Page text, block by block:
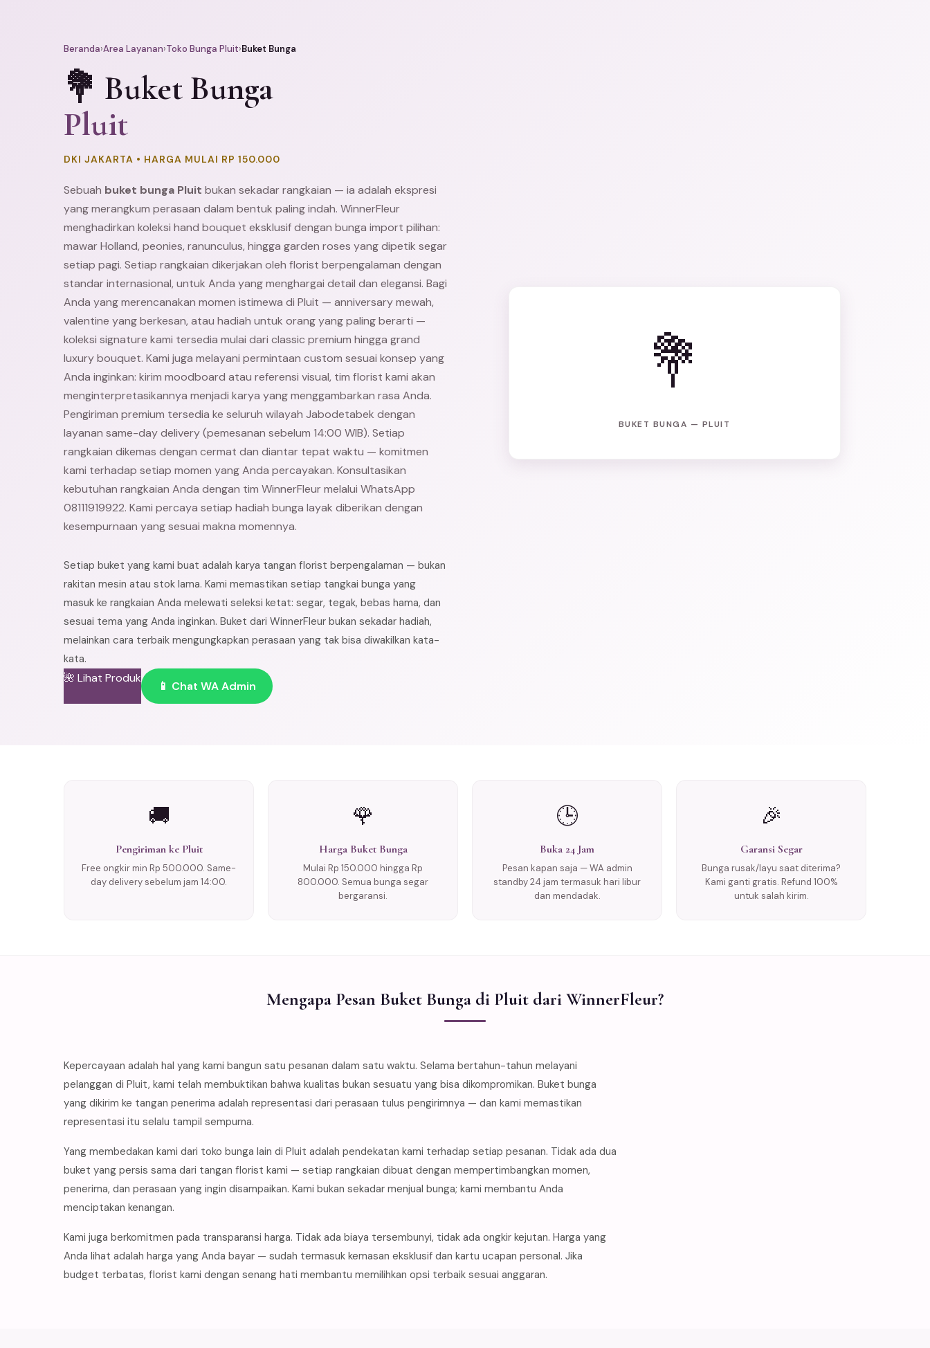
Beranda›Area Layanan›Toko Bunga Pluit›Buket Bunga
💐 Buket Bunga
Pluit
DKI JAKARTA • HARGA MULAI RP 150.000
Sebuah buket bunga Pluit bukan sekadar rangkaian — ia adalah ekspresi
yang merangkum perasaan dalam bentuk paling indah. WinnerFleur
menghadirkan koleksi hand bouquet eksklusif dengan bunga import pilihan:
mawar Holland, peonies, ranunculus, hingga garden roses yang dipetik segar
setiap pagi. Setiap rangkaian dikerjakan oleh florist berpengalaman dengan
standar internasional, untuk Anda yang menghargai detail dan elegansi. Bagi
Anda yang merencanakan momen istimewa di Pluit — anniversary mewah,
valentine yang berkesan, atau hadiah untuk orang yang paling berarti —
koleksi signature kami tersedia mulai dari classic premium hingga grand
luxury bouquet. Kami juga melayani permintaan custom sesuai konsep yang
Anda inginkan: kirim moodboard atau referensi visual, tim florist kami akan
menginterpretasikannya menjadi karya yang menggambarkan rasa Anda.
Pengiriman premium tersedia ke seluruh wilayah Jabodetabek dengan
layanan same-day delivery (pemesanan sebelum 14:00 WIB). Setiap
rangkaian dikemas dengan cermat dan diantar tepat waktu — komitmen
kami terhadap setiap momen yang Anda percayakan. Konsultasikan
kebutuhan rangkaian Anda dengan tim WinnerFleur melalui WhatsApp
08111919922. Kami percaya setiap hadiah bunga layak diberikan dengan
kesempurnaan yang sesuai makna momennya.
Setiap buket yang kami buat adalah karya tangan florist berpengalaman — bukan
rakitan mesin atau stok lama. Kami memastikan setiap tangkai bunga yang
masuk ke rangkaian Anda melewati seleksi ketat: segar, tegak, bebas hama, dan
sesuai tema yang Anda inginkan. Buket dari WinnerFleur bukan sekadar hadiah,
melainkan cara terbaik mengungkapkan perasaan yang tak bisa diwakilkan kata-
kata.
🌺 Lihat Produk
📱 Chat WA Admin
💐
BUKET BUNGA — PLUIT
🚚
Pengiriman ke Pluit
Free ongkir min Rp 500.000. Same-
day delivery sebelum jam 14:00.
🌹
Harga Buket Bunga
Mulai Rp 150.000 hingga Rp
800.000. Semua bunga segar
bergaransi.
🕒
Buka 24 Jam
Pesan kapan saja — WA admin
standby 24 jam termasuk hari libur
dan mendadak.
🎉
Garansi Segar
Bunga rusak/layu saat diterima?
Kami ganti gratis. Refund 100%
untuk salah kirim.
Mengapa Pesan Buket Bunga di Pluit dari WinnerFleur?
Kepercayaan adalah hal yang kami bangun satu pesanan dalam satu waktu. Selama bertahun-tahun melayani
pelanggan di Pluit, kami telah membuktikan bahwa kualitas bukan sesuatu yang bisa dikompromikan. Buket bunga
yang dikirim ke tangan penerima adalah representasi dari perasaan tulus pengirimnya — dan kami memastikan
representasi itu selalu tampil sempurna.
Yang membedakan kami dari toko bunga lain di Pluit adalah pendekatan kami terhadap setiap pesanan. Tidak ada dua
buket yang persis sama dari tangan florist kami — setiap rangkaian dibuat dengan mempertimbangkan momen,
penerima, dan perasaan yang ingin disampaikan. Kami bukan sekadar menjual bunga; kami membantu Anda
menciptakan kenangan.
Kami juga berkomitmen pada transparansi harga. Tidak ada biaya tersembunyi, tidak ada ongkir kejutan. Harga yang
Anda lihat adalah harga yang Anda bayar — sudah termasuk kemasan eksklusif dan kartu ucapan personal. Jika
budget terbatas, florist kami dengan senang hati membantu memilihkan opsi terbaik sesuai anggaran.